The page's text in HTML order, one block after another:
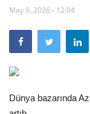
MALİYYƏ-BİZNES
Əlaqə
SƏNAYE-
CƏMİYYƏT
May 9, 2026 - 12:04
Dünya bazarında